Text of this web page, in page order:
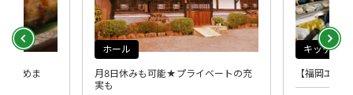
休めま
月8日休みも可能★プライベートの充
実も
ホール
【福岡エリ
キッチン